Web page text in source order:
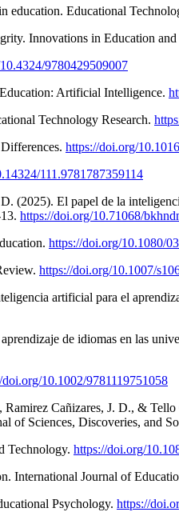
Educational
Innovations in Education
9780429509007
Artificial Intelligence.
Technology Research.
https://doi.org/
111.9781787359114
El papel de la
https://doi.org/10.71068/
https://doi.org/10.1080/
https://doi.org/10.1007/
artificial para el
de idiomas en las
doi.org/10.1002/9781119751058
Cañizares, J. D., &
of Sciences, Discoveries, and
Technology. https://doi.org/
International Journal of
Psychology. https://